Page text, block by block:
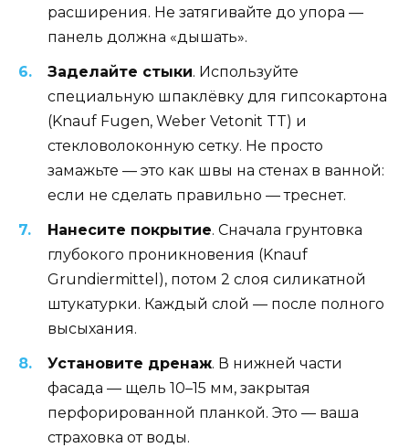
расширения. Не затягивайте до упора —
панель должна «дышать».
Заделайте стыки. Используйте
специальную шпаклёвку для гипсокартона
(Knauf Fugen, Weber Vetonit TT) и
стекловолоконную сетку. Не просто
замажьте — это как швы на стенах в ванной:
если не сделать правильно — треснет.
Нанесите покрытие. Сначала грунтовка
глубокого проникновения (Knauf
Grundiermittel), потом 2 слоя силикатной
штукатурки. Каждый слой — после полного
высыхания.
Установите дренаж. В нижней части
фасада — щель 10–15 мм, закрытая
перфорированной планкой. Это — ваша
страховка от воды.